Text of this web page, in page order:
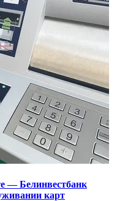
— Белинвестбанк
карт